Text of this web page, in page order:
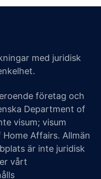
med juridisk
företag och
Department of
visum; visum
Affairs. Allmän
är inte juridisk
vårt